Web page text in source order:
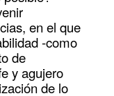
en el que
-como
de
y agujero
de lo